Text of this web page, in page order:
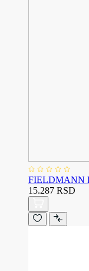
FIELDMANN
15.287 RSD